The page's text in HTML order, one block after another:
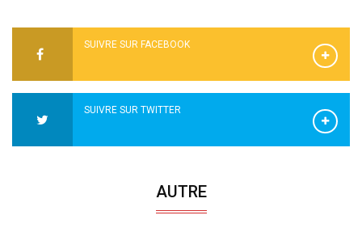
SUIVRE SUR FACEBOOK
SUIVRE SUR TWITTER
AUTRE